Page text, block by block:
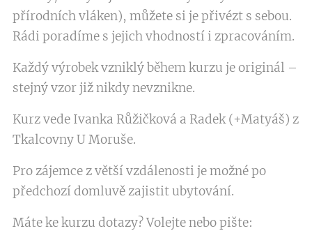
přírodních vláken), můžete si je přivézt s sebou.
Rádi poradíme s jejich vhodností i zpracováním.
Každý výrobek vzniklý během kurzu je originál –
stejný vzor již nikdy nevznikne.
Kurz vede Ivanka Růžičková a Radek (+Matyáš) z
Tkalcovny U Moruše.
Pro zájemce z větší vzdálenosti je možné po
předchozí domluvě zajistit ubytování.
Máte ke kurzu dotazy? Volejte nebo pište: